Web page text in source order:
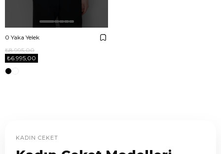
0 Yaka Yelek
₺6.995,00
₺8.995,00
KADIN CEKET